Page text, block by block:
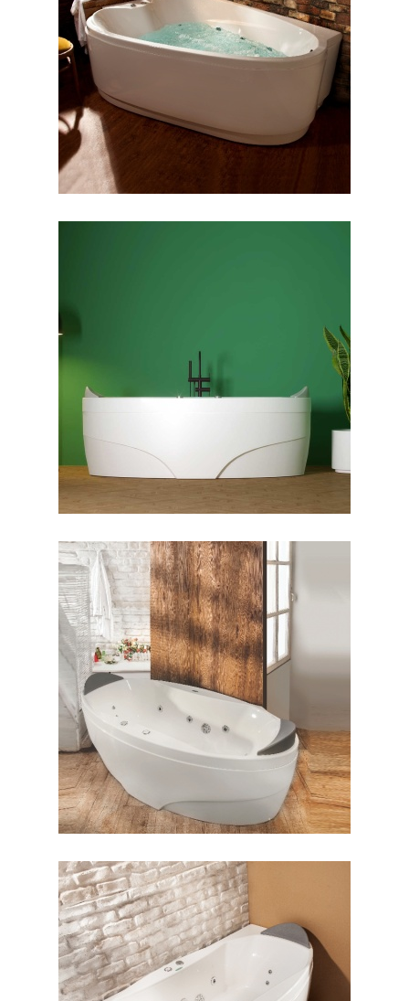
جکوزی والریا
جکوزی پارمیس
جکوزی پرشیا وسط